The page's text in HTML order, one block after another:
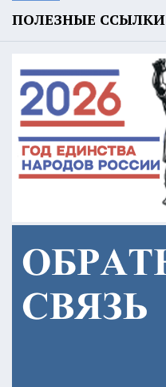
ПОЛЕЗНЫЕ ССЫЛКИ